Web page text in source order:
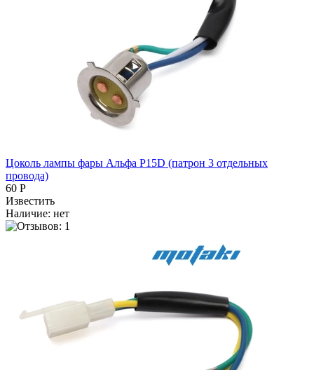
Цоколь лампы фары Альфа P15D (патрон 3 отдельных
провода)
60 Р
Известить
Наличие: нет